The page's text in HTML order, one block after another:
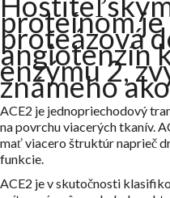
proteínom
proteázová
angiotenzín
enzýmu 2,
známeho
ACE2 je jednopriechodový
na povrchu viacerých tkanív.
mať viacero štruktúr naprieč
funkcie.
ACE2 je v skutočnosti